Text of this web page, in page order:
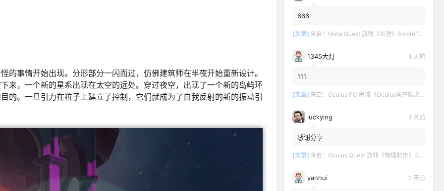
的事情开始出现。分形部分一闪而过，仿佛建筑师在半夜开始重新设计。
来，一个新的星系出现在太空的远处。穿过夜空，出现了一个新的岛屿环
的。一旦引力在粒子上建立了控制，它们就成为了自我反射的新的振动引
666
[文章] 来自： Meta Quest 游戏《剑途》SwordTrip
1345大灯 1 天前
111
[文章] 来自： Oculus PC 串流《Oculus客户端离线版》最新版下载
luckying 1 天前
感谢分享
[文章] 来自： Oculus Quest 游戏《物理射击》DOWNSHOT
yanhui 2 天前